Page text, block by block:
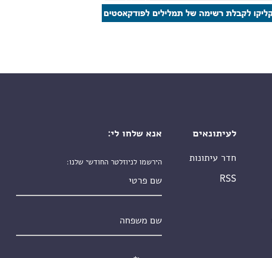
לעיתונאים
חדר עיתונות
RSS
אנא שלחו לי:
הירשמו לניוזלטר החודשי שלנו: